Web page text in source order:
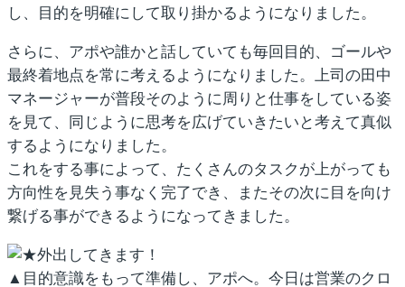
し、目的を明確にして取り掛かるようになりました。
さらに、アポや誰かと話していても毎回目的、ゴールや
最終着地点を常に考えるようになりました。上司の田中
マネージャーが普段そのように周りと仕事をしている姿
を見て、同じように思考を広げていきたいと考えて真似
するようになりました。
これをする事によって、たくさんのタスクが上がっても
方向性を見失う事なく完了でき、またその次に目を向け
繋げる事ができるようになってきました。
▲目的意識をもって準備し、アポへ。今日は営業のクロ